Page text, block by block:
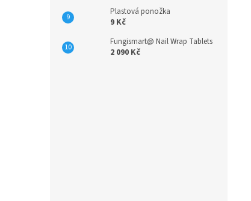
Plastová ponožka
9 Kč
Fungismart@ Nail Wrap Tablets
2 090 Kč